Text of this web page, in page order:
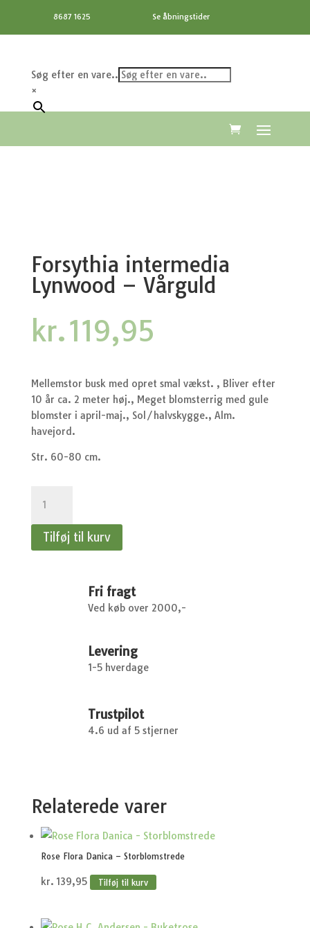
8687 1625 Se åbningstider
Søg efter en vare..
×
Forsythia intermedia
Lynwood – Vårguld
kr.119,95
Mellemstor busk med opret smal vækst. , Bliver efter
10 år ca. 2 meter høj., Meget blomsterrig med gule
blomster i april-maj., Sol/halvskygge., Alm.
havejord.
Str. 60-80 cm.
intermedia
Lynwood
Tilføj til kurv
Fri fragt
Ved køb over 2000,-
Levering
1-5 hverdage
Trustpilot
4.6 ud af 5 stjerner
Relaterede varer
Rose Flora Danica – Storblomstrede
kr. 139,95 Tilføj til kurv